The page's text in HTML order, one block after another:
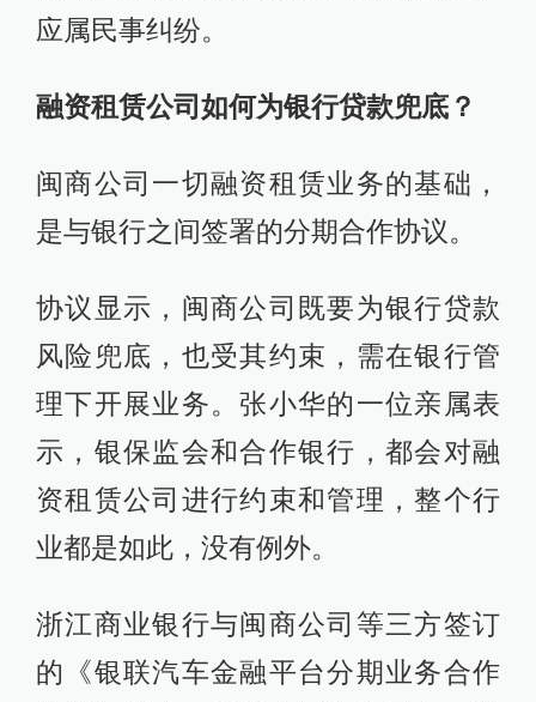
应属民事纠纷。
融资租赁公司如何为银行贷款兜底？
闽商公司一切融资租赁业务的基础，
是与银行之间签署的分期合作协议。
协议显示，闽商公司既要为银行贷款
风险兜底，也受其约束，需在银行管
理下开展业务。张小华的一位亲属表
示，银保监会和合作银行，都会对融
资租赁公司进行约束和管理，整个行
业都是如此，没有例外。
浙江商业银行与闽商公司等三方签订
的《银联汽车金融平台分期业务合作